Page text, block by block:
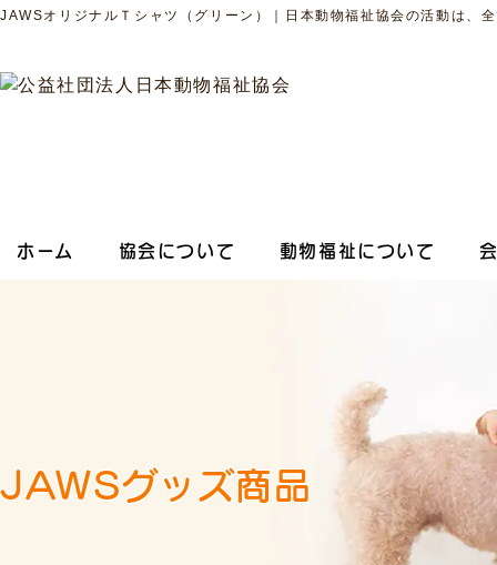
JAWSオリジナルＴシャツ（グリーン）｜日本動物福祉協会の活動は、
ホーム 協会について 動物福祉について
JAWSグッズ商品